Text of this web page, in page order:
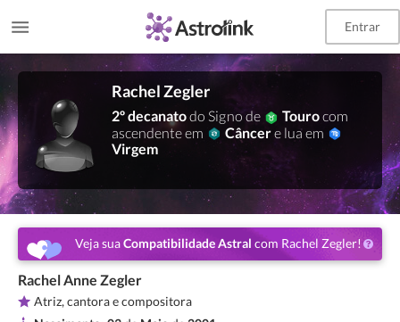
Entrar
Rachel Zegler
2º decanatodo Signo de Tourocom
ascendente em
Câncere lua em
Virgem
Veja suaCompatibilidade Astral com Rachel Zegler!
Rachel Anne Zegler
Atriz, cantora e compositora